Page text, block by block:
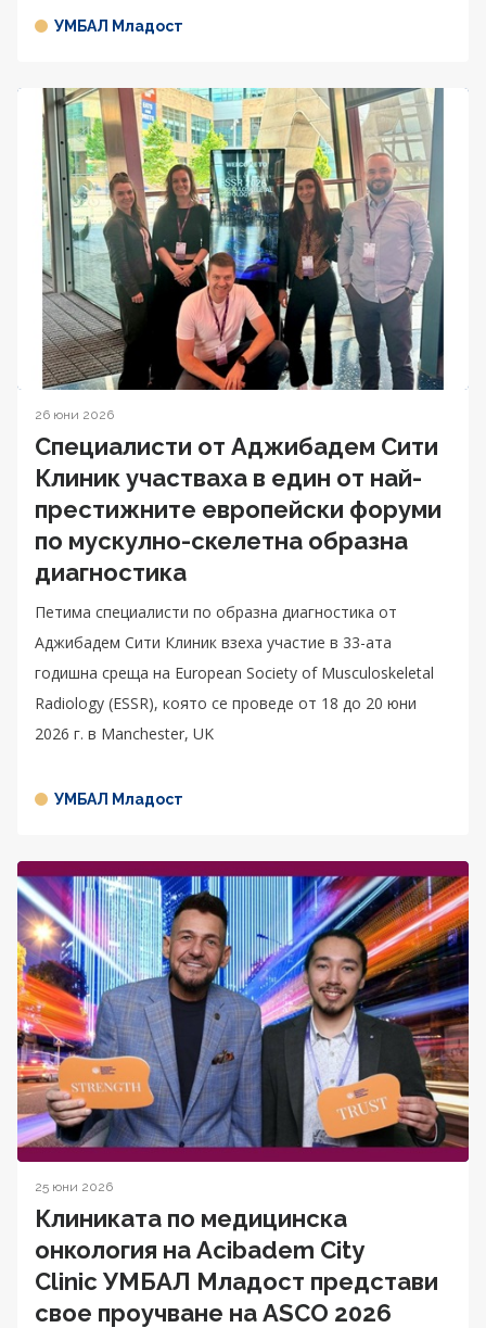
УМБАЛ Младост
26 юни 2026
Специалисти от Аджибадем Сити
Клиник участваха в един от най-
престижните европейски форуми
по мускулно-скелетна образна
диагностика
Петима специалисти по образна диагностика от
Аджибадем Сити Клиник взеха участие в 33-ата
годишна среща на European Society of Musculoskeletal
Radiology (ESSR), която се проведе от 18 до 20 юни
2026 г. в Manchester, UK
УМБАЛ Младост
25 юни 2026
Клиниката по медицинска
онкология на Acibadem City
Clinic УМБАЛ Младост представи
свое проучване на ASCO 2026